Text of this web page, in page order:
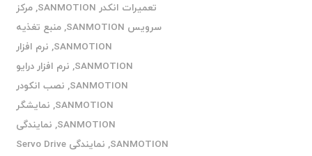
تعمیرات انکدر SANMOTION
,مرکز
سرویس SANMOTION
,منبع تغذیه
SANMOTION
, نرم افزار
SANMOTION
, نرم افزار درایو
SANMOTION
, نصب انکودر
SANMOTION
, نمایشگر
SANMOTION
, نمایندگی
SANMOTION
,
نمایندگی Servo Drive